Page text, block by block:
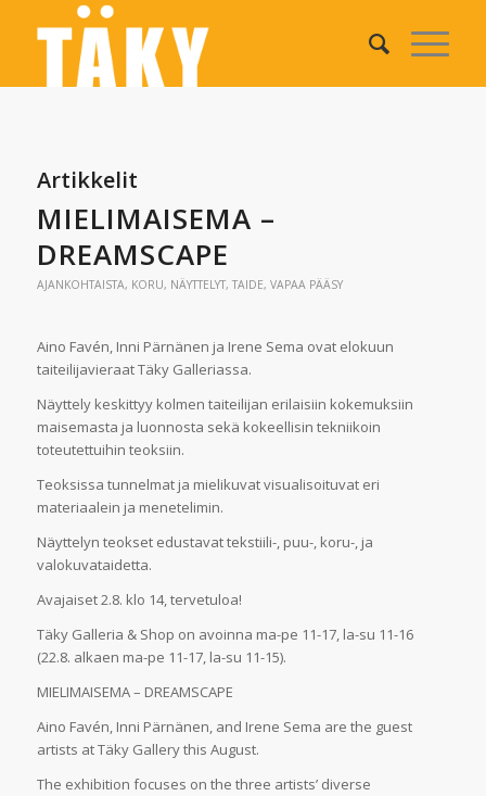
Artikkelit
MIELIMAISEMA –
DREAMSCAPE
AJANKOHTAISTA, KORU, NÄYTTELYT, TAIDE, VAPAA PÄÄSY
Aino Favén, Inni Pärnänen ja Irene Sema ovat elokuun
taiteilijavieraat Täky Galleriassa.
Näyttely keskittyy kolmen taiteilijan erilaisiin kokemuksiin
maisemasta ja luonnosta sekä kokeellisin tekniikoin
toteutettuihin teoksiin.
Teoksissa tunnelmat ja mielikuvat visualisoituvat eri
materiaalein ja menetelimin.
Näyttelyn teokset edustavat tekstiili-, puu-, koru-, ja
valokuvataidetta.
Avajaiset 2.8. klo 14, tervetuloa!
Täky Galleria & Shop on avoinna ma-pe 11-17, la-su 11-16
(22.8. alkaen ma-pe 11-17, la-su 11-15).
MIELIMAISEMA – DREAMSCAPE
Aino Favén, Inni Pärnänen, and Irene Sema are the guest
artists at Täky Gallery this August.
The exhibition focuses on the three artists’ diverse